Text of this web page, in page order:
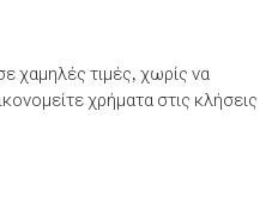
χαμηλές τιμές, χωρίς να
χρήματα στις κλήσεις